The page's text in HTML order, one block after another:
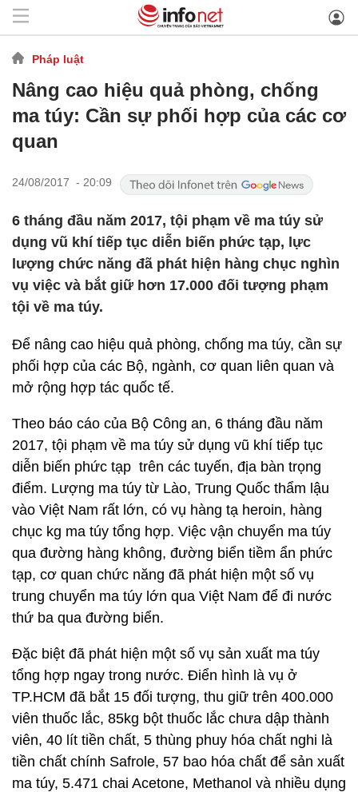
Pháp luật
Nâng cao hiệu quả phòng, chống
ma túy: Cần sự phối hợp của các cơ
quan
24/08/2017 - 20:09
6 tháng đầu năm 2017, tội phạm về ma túy sử
dụng vũ khí tiếp tục diễn biến phức tạp, lực
lượng chức năng đã phát hiện hàng chục nghìn
vụ việc và bắt giữ hơn 17.000 đối tượng phạm
tội về ma túy.
Để nâng cao hiệu quả phòng, chống ma túy, cần sự
phối hợp của các Bộ, ngành, cơ quan liên quan và
mở rộng hợp tác quốc tế.
Theo báo cáo của Bộ Công an, 6 tháng đầu năm
2017, tội phạm về ma túy sử dụng vũ khí tiếp tục
diễn biến phức tạp trên các tuyến, địa bàn trọng
điểm. Lượng ma túy từ Lào, Trung Quốc thẩm lậu
vào Việt Nam rất lớn, có vụ hàng tạ heroin, hàng
chục kg ma túy tổng hợp. Việc vận chuyển ma túy
qua đường hàng không, đường biển tiềm ẩn phức
tạp, cơ quan chức năng đã phát hiện một số vụ
trung chuyển ma túy lớn qua Việt Nam để đi nước
thứ ba qua đường biển.
Đặc biệt đã phát hiện một số vụ sản xuất ma túy
tổng hợp ngay trong nước. Điển hình là vụ ở
TP.HCM đã bắt 15 đối tượng, thu giữ trên 400.000
viên thuốc lắc, 85kg bột thuốc lắc chưa dập thành
viên, 40 lít tiền chất, 5 thùng phuy hóa chất nghi là
tiền chất chính Safrole, 57 bao hóa chất để sản xuất
ma túy, 5.471 chai Acetone, Methanol và nhiều dụng